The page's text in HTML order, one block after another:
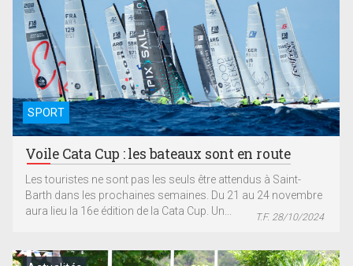
SPORT
Voile Cata Cup : les bateaux sont en route
Les touristes ne sont pas les seuls être attendus à Saint-
Barth dans les prochaines semaines. Du 21 au 24 novembre
aura lieu la 16e édition de la Cata Cup. Un...
T.F. 28/10/2024